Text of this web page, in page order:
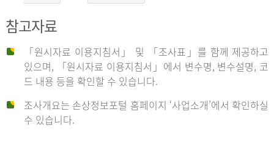
자
신
청
자
는
1.
자
른
참고자료
「원시자료 이용지침서」 및 「조사표」를 함께 제공하고
있으며, 「원시자료 이용지침서」에서 변수명, 변수설명, 코
드 내용 등을 확인할 수 있습니다.
조사개요는 손상정보포털 홈페이지 ‘사업소개’에서 확인하실
수 있습니다.